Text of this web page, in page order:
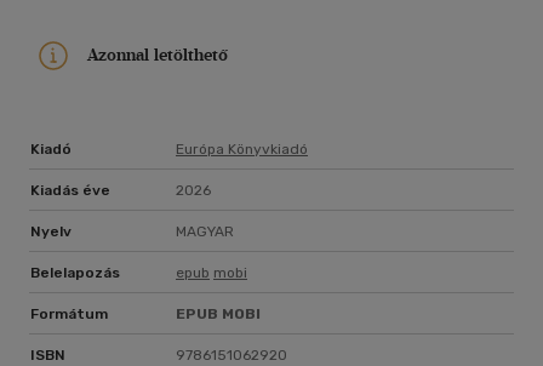
Azonnal letölthető
Kiadó Európa Könyvkiadó
Kiadás éve 2026
Nyelv MAGYAR
Belelapozás epub mobi
Formátum EPUB MOBI
ISBN 9786151062920